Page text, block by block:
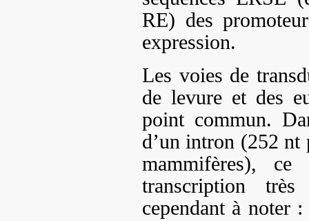
RE) des
expression.
Les voies de
de levure et des
point commun.
d’un intron (252
mammifères),
transcription
cependant à noter